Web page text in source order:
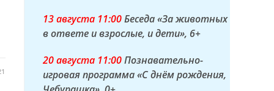
13 августа 11:00Беседа «За животных
в ответе и взрослые, и дети», 6+
20 августа 11:00Познавательно-
игровая программа «С днём рождения,